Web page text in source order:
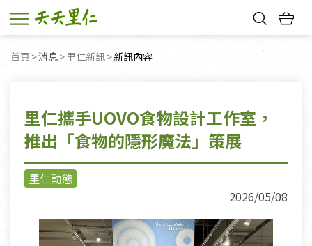
首頁 消息 里仁新訊 目前頁面：
新訊內容
里仁攜手UOVO食物設計工作室，
推出「食物的隱形魔法」策展
里仁動態
2026/05/08